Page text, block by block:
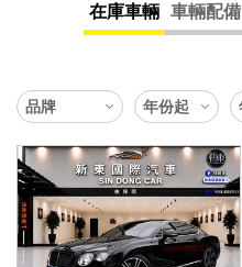
在庫車輛 車輛配備